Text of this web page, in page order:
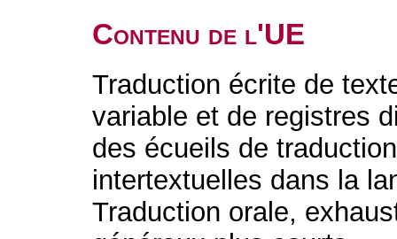
Contenu de l'UE
Traduction écrite de
variable et de registres
des écueils de
intertextuelles dans la
Traduction orale,